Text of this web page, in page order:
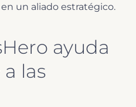
un aliado estratégico.
ayuda
las